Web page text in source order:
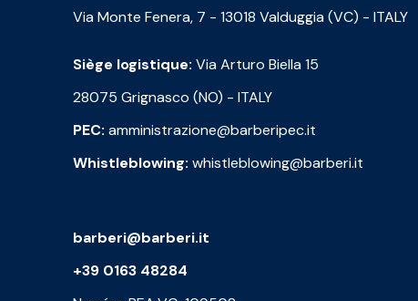
Via Monte Fenera, 7 - 13018 Valduggia (VC) - ITALY
Siège logistique: Via Arturo Biella 15
28075 Grignasco (NO) - ITALY
PEC: amministrazione@barberipec.it
Whistleblowing: whistleblowing@barberi.it
barberi@barberi.it
+39 0163 48284